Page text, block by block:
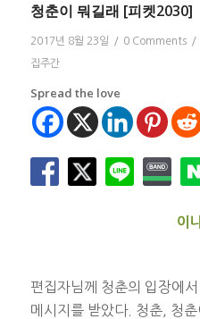
청춘이 뭐길래 [피켓2030]
2017년 8월 23일 / 0 Comments /
집주간
Spread the love
이
편집자님께 청춘의 입장에
메시지를 받았다. 청춘, 청